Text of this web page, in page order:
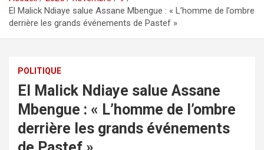
El Malick Ndiaye salue Assane Mbengue : « L’homme de l’ombre
derrière les grands événements de Pastef »
POLITIQUE
El Malick Ndiaye salue Assane
Mbengue : « L’homme de l’ombre
derrière les grands événements